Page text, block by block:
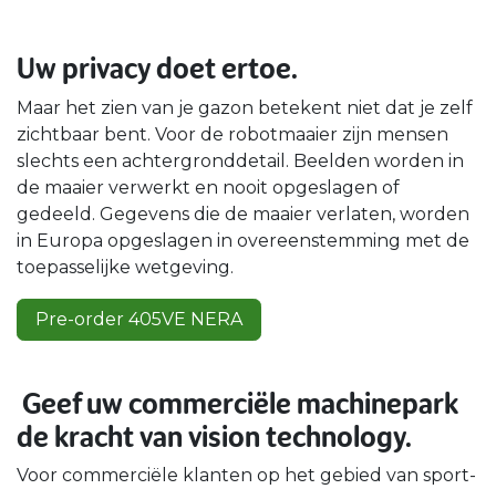
Uw privacy doet ertoe.
Maar het zien van je gazon betekent niet dat je zelf
zichtbaar bent. Voor de robotmaaier zijn mensen
slechts een achtergronddetail. Beelden worden in
de maaier verwerkt en nooit opgeslagen of
gedeeld. Gegevens die de maaier verlaten, worden
in Europa opgeslagen in overeenstemming met de
toepasselijke wetgeving.
Pre-order 405VE NERA
Geef uw commerciële machinepark
de kracht van vision technology.
Voor commerciële klanten op het gebied van sport-